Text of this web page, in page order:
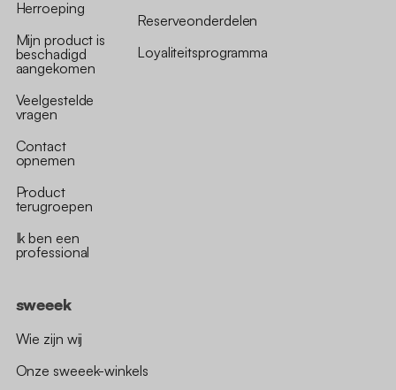
Herroeping
Mijn product is
beschadigd
aangekomen
Veelgestelde
vragen
Contact
opnemen
Product
terugroepen
Ik ben een
professional
Reserveonderdelen
Loyaliteitsprogramma
sweeek
Wie zijn wij
Onze sweeek-winkels